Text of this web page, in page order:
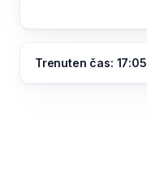
Trenuten čas: 17:05